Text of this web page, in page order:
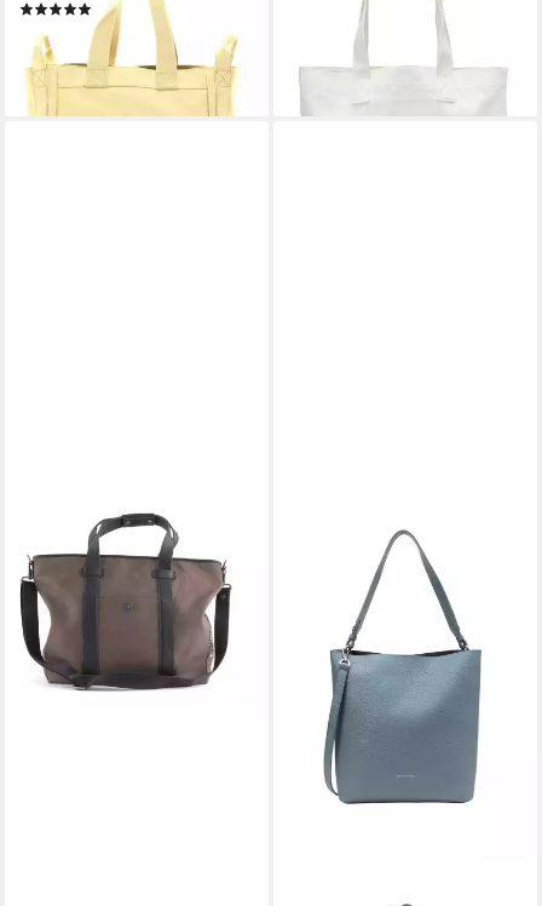
(1)
64,98 € UVP 129,95 €
-50%
lieferbar - in 2-3 Werktagen bei dir
lieferbar - in 2-3 Werktagen bei dir
MARC O'POLO
Shopper Marc O'Polo Louis -
Shopper in tabak
219,00 €
lieferbar - in 2-3 Werktagen bei dir